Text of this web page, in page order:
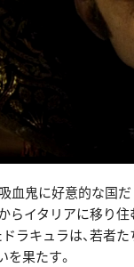
血鬼に好意的な国
らイタリアに移り
ラキュラは、若者た
果たす。